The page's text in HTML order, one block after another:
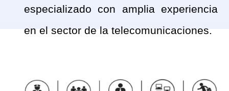
especializado con amplia experiencia
en el sector de la telecomunicaciones.